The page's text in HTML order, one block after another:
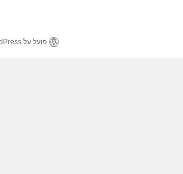
פועל על WordPress.